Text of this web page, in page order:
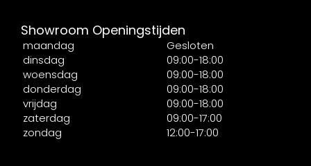
Showroom Openingstijden
maandag
Gesloten
dinsdag
09:00-18:00
woensdag
09:00-18:00
donderdag
09:00-18:00
vrijdag
09:00-18:00
zaterdag
09:00-17:00
zondag
12:00-17:00